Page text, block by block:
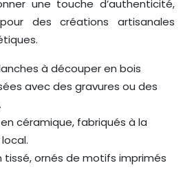
une touche d’authenticité,
des créations artisanales
à découper en bois
avec des gravures ou des
céramique, fabriqués à la
tissé, ornés de motifs imprimés